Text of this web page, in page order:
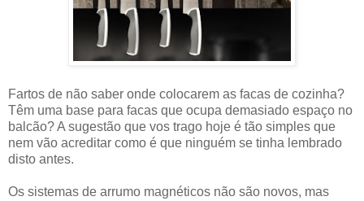
Fartos de não saber onde colocarem as facas de cozinha?
Têm uma base para facas que ocupa demasiado espaço no
balcão? A sugestão que vos trago hoje é tão simples que
nem vão acreditar como é que ninguém se tinha lembrado
disto antes.
Os sistemas de arrumo magnéticos não são novos, mas